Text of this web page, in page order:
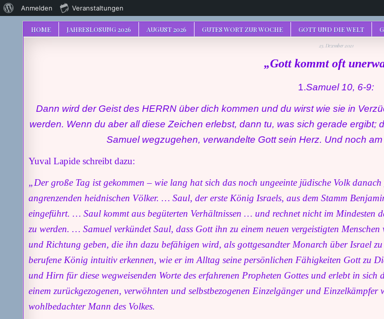
HOME JAHRESLOSUNG 2026 AUGUST 2026 GUTES WORT ZUR WOCHE GOTT UND DIE WELT
23. Dezember 2021
„Gott kommt oft
1.Samuel 10, 6-9:
Dann wird der Geist des HERRN über dich kommen und du wirst wie sie in
werden. Wenn du aber all diese Zeichen erlebst, dann tu, was sich gerade ergibt;
Samuel wegzugehen, verwandelte Gott sein Herz. Und noch
Yuval Lapide schreibt dazu:
„Der große Tag ist gekommen – wie lang hat sich das noch ungeeinte jüdische Volk
angrenzenden heidnischen Völker. … Saul, der erste König Israels, aus dem Stamm
eingeführt. … Saul kommt aus begüterten Verhältnissen … und rechnet nicht im Mindesten
zu werden. … Samuel verkündet Saul, dass Gott ihn zu einem neuen vergeistigten
und Richtung geben, die ihn dazu befähigen wird, als gottgesandter Monarch über Israel
berufene König intuitiv erkennen, wie er im Alltag seine persönlichen Fähigkeiten Gott zu
und Hirn für diese wegweisenden Worte des erfahrenen Propheten Gottes und erlebt in
einem zurückgezogenen, verwöhnten und selbstbezogenen Einzelgänger und
wohlbedachter Mann des Volkes.
Über
WordPress
Anmelden Veranstaltungen